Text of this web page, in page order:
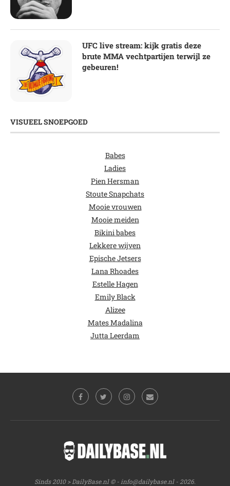
UFC live stream: kijk gratis deze
brute MMA vechtpartijen terwijl ze
gebeuren!
VISUEEL SNOEPGOED
Babes
Ladies
Pien Hersman
Stoute Snapchats
Mooie vrouwen
Mooie meiden
Bikini babes
Lekkere wijven
Epische Jetsers
Lana Rhoades
Estelle Hagen
Emily Black
Alizee
Mates Madalina
Jutta Leerdam
Sinds 2010 > DailyBase.nl © - info@dailybase.nl- 2026.